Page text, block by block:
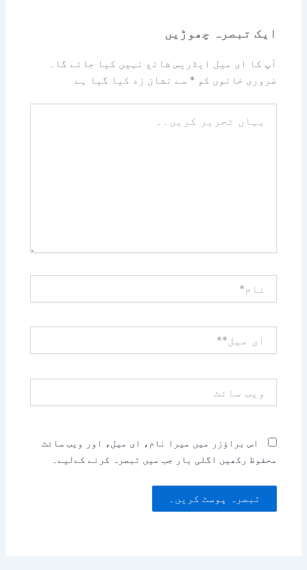
ایک تبصرہ چھوڑیں
آپ کا ای میل ایڈریس شائع نہیں کیا جائے گا۔
ضروری خانوں کو* سے نشان زد کیا گیا ہے
تحریر
میل**
سائٹ
اس براؤزر میں میرا نام، ای میل، اور ویب سائٹ
محفوظ رکھیں اگلی بار جب میں تبصرہ کرنے کےلیے۔